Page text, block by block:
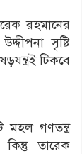
রহমানের
সৃষ্টি
টিকবে
গণতন্ত্র
তারেক